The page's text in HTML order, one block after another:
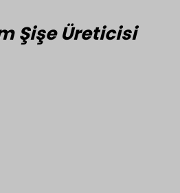
Şişe Üreticisi